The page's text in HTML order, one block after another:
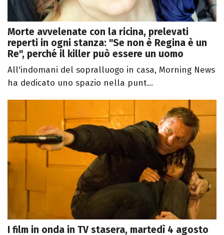
Morte avvelenate con la ricina, prelevati
reperti in ogni stanza: "Se non è Regina è un
Re", perché il killer può essere un uomo
All'indomani del sopralluogo in casa, Morning News
ha dedicato uno spazio nella punt...
I film in onda in TV stasera, martedì 4 agosto